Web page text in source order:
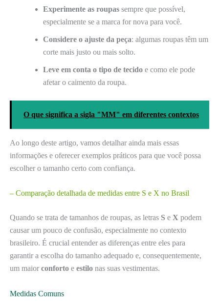
Experimente as roupas sempre que possível,
especialmente se a marca for nova para você.
Considere o ajuste da peça: algumas roupas têm um
corte mais justo ou mais solto.
Leve em conta o tipo de tecido e como ele pode
afetar o caimento da roupa.
O que significa a sigla "MM" em diferentes contextos
Ao longo deste artigo, vamos detalhar ainda mais essas
informações e oferecer exemplos práticos para que você possa
escolher o tamanho certo com confiança.
– Comparação detalhada de medidas entre S e X no Brasil
Quando se trata de tamanhos de roupas, as letras S e X podem
causar um pouco de confusão, especialmente no contexto
brasileiro. É crucial entender as diferenças entre eles para
garantir a escolha do tamanho adequado e, consequentemente,
um maior conforto e estilo nas suas vestimentas.
Medidas Comuns